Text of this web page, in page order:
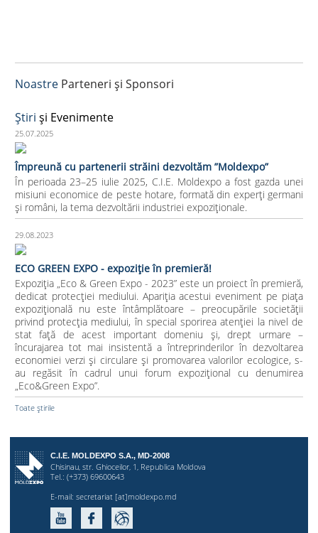
Noastre Parteneri și Sponsori
Ştiri și Evenimente
25.07.2025
Împreună cu partenerii străini dezvoltăm ”Moldexpo”
În perioada 23–25 iulie 2025, C.I.E. Moldexpo a fost gazda unei
misiuni economice de peste hotare, formată din experți germani
și români, la tema dezvoltării industriei expoziționale.
29.08.2023
ECO GREEN EXPO - expoziție în premieră!
Expoziția „Eco & Green Expo - 2023” este un proiect în premieră,
dedicat protecției mediului. Apariția acestui eveniment pe piața
expozițională nu este întâmplătoare – preocupările societății
privind protecția mediului, în special sporirea atenției la nivel de
stat față de acest important domeniu și, drept urmare –
încurajarea tot mai insistentă a întreprinderilor în dezvoltarea
economiei verzi și circulare și promovarea valorilor ecologice, s-
au regăsit în cadrul unui forum expozițional cu denumirea
„Eco&Green Expo”.
Toate știrile
C.I.E. MOLDEXPO S.A., MD-2008
Chisinau, str. Ghioceilor, 1, Republica Moldova
Tel.: (+373) 69600643
E-mail: secretariat [at]moldexpo.md